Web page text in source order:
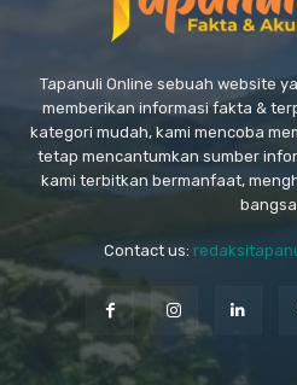
Tapanuli Online sebuah website
memberikan informasi fakta &
kategori mudah, kami mencoba
tetap mencantumkan sumber
kami terbitkan bermanfaat,
Contact us: